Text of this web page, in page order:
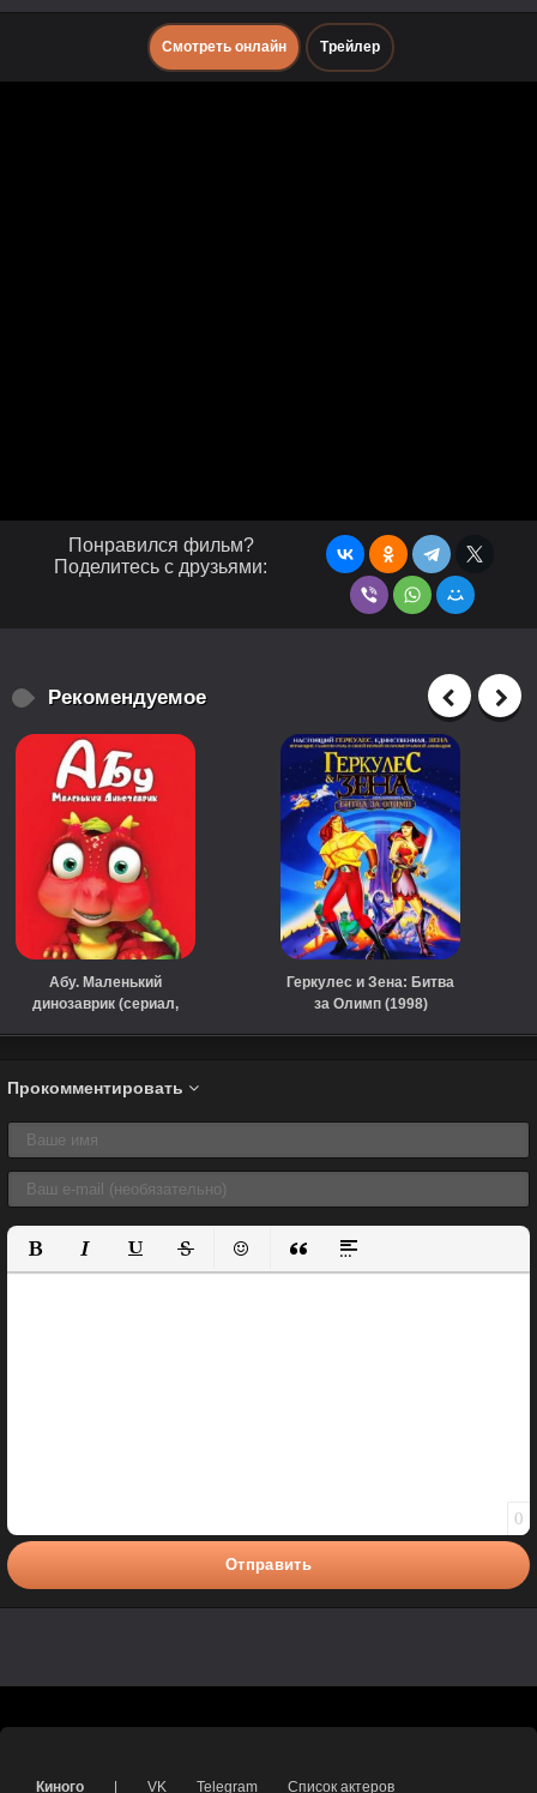
Смотреть онлайн Трейлер
Понравился фильм?
Поделитесь с друзьями:
Рекомендуемое
Абу. Маленький
динозаврик (сериал,
Геркулес и Зена: Битва
за Олимп (1998)
Прокомментировать
Полужирный
КурсивПодчеркнутый
ЗачеркнутыйВставить смайлик
Вставка цитаты
Вставка спойлера
0
Отправить
Киного VK Telegram Список актеров